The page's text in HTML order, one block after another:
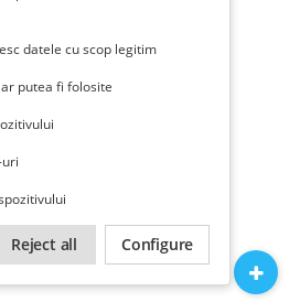
datele cu scop legitim
putea fi folosite
Reject all Configure